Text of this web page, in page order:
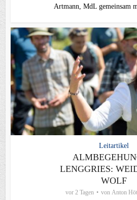
Artmann, MdL gemeinsam
Leitartikel
LENGGRIES:
WOLF
vor 2 Tagen von Anton